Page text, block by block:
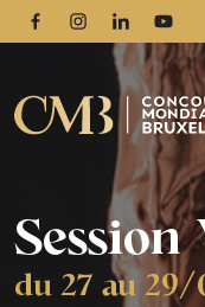
FacebookInstagram
Linkedin
Session
du 27 au